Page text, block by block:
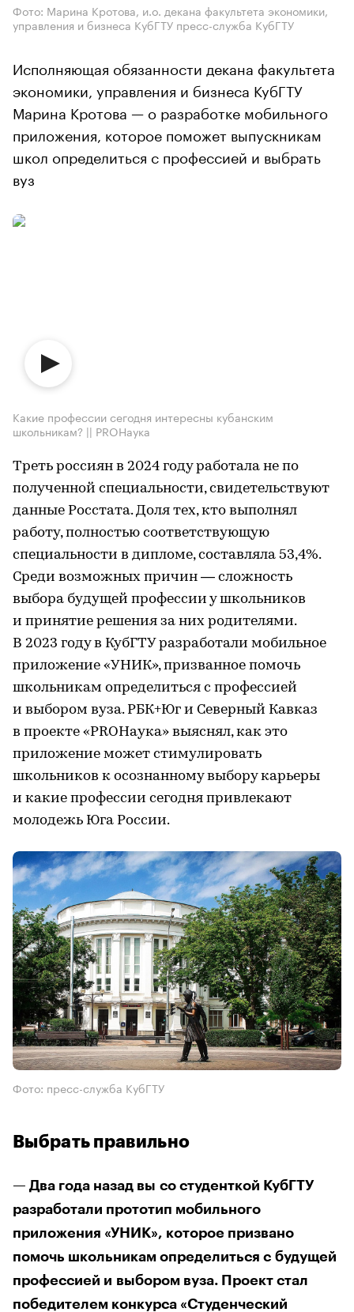
Фото: Марина Кротова, и.о. декана факультета экономики,
управления и бизнеса КубГТУ пресс-служба КубГТУ
Исполняющая обязанности декана факультета
экономики, управления и бизнеса КубГТУ
Марина Кротова — о разработке мобильного
приложения, которое поможет выпускникам
школ определиться с профессией и выбрать
вуз
Какие профессии сегодня интересны кубанским
школьникам? || PROНаука
Треть россиян в 2024 году работала не по
полученной специальности, свидетельствуют
данные Росстата. Доля тех, кто выполнял
работу, полностью соответствующую
специальности в дипломе, составляла 53,4%.
Среди возможных причин — сложность
выбора будущей профессии у школьников
и принятие решения за них родителями.
В 2023 году в КубГТУ разработали мобильное
приложение «УНИК», призванное помочь
школьникам определиться с профессией
и выбором вуза. РБК+Юг и Северный Кавказ
в проекте «PROНаука» выяснял, как это
приложение может стимулировать
школьников к осознанному выбору карьеры
и какие профессии сегодня привлекают
молодежь Юга России.
Фото: пресс-служба КубГТУ
Выбрать правильно
— Два года назад вы со студенткой КубГТУ
разработали прототип мобильного
приложения «УНИК», которое призвано
помочь школьникам определиться с будущей
профессией и выбором вуза. Проект стал
победителем конкурса «Студенческий